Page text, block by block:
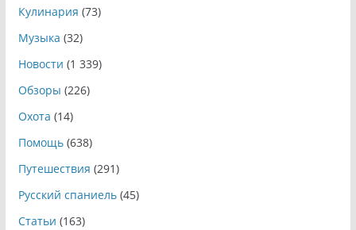
Кулинария (73)
Музыка (32)
Новости (1 339)
Обзоры (226)
Охота (14)
Помощь(638)
Путешествия (291)
Русский спаниель(45)
Статьи (163)